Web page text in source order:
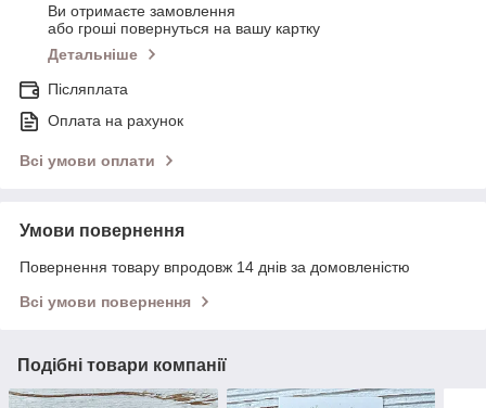
Ви отримаєте замовлення
або гроші повернуться на вашу картку
Детальніше
Післяплата
Оплата на рахунок
Всі умови оплати
Умови повернення
Повернення товару впродовж 14 днів за домовленістю
Всі умови повернення
Подібні товари компанії